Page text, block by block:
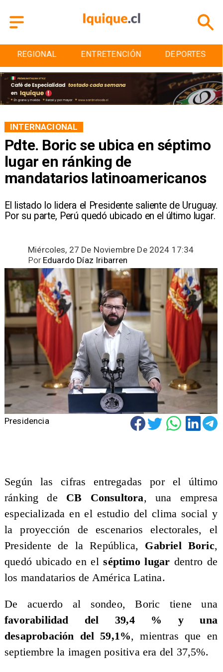
ENTRETENCIÓN DEPORTES CULTURA
Pdte. Boric se ubica en séptimo
lugar en ránking de
mandatarios latinoamericanos
El listado lo lidera el Presidente saliente de Uruguay.
Por su parte, Perú quedó ubicado en el último lugar.
INTERNACIONAL
Miércoles, 27 De Noviembre De 2024 17:34
Eduardo Díaz Iribarren
Por
Presidencia
Según las cifras entregadas por el último
ránking de CB Consultora, una empresa
especializada en el estudio del clima social y
la proyección de escenarios electorales, el
Presidente de la República, Gabriel Boric,
quedó ubicado en elséptimo lugar dentro de
los mandatarios de América Latina.
De acuerdo al sondeo, Boric tiene una
favorabilidad del 39,4 % y una
desaprobación del 59,1%, mientras que en
septiembre la imagen positiva era del 37,5%.